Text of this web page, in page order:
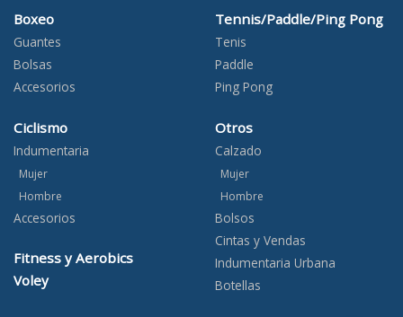
Boxeo
Guantes
Bolsas
Accesorios
Ciclismo
Indumentaria
Mujer
Hombre
Accesorios
Fitness y Aerobics
Voley
Tennis/Paddle/Ping Pong
Tenis
Paddle
Ping Pong
Otros
Calzado
Mujer
Hombre
Bolsos
Cintas y Vendas
Indumentaria Urbana
Botellas